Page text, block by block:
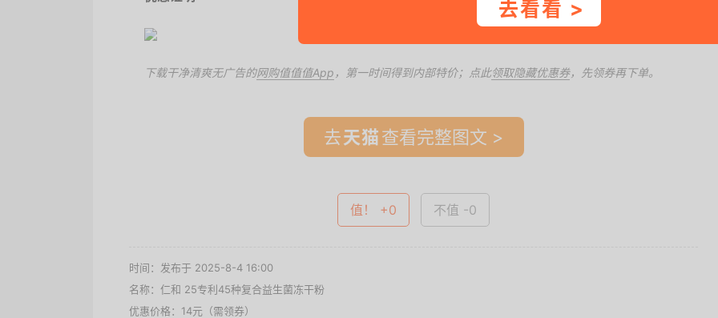
去看看 >
下载干净清爽无广告的网购值值值App ，第一时间得到内部特价；点此领取隐藏优惠券，先领券再下单。
去 查看完整图文 >
值！ +0 不值 -0
时间：发布于 2025-8-4 16:00
名称： 仁和 25专利45种复合益生菌冻干粉
优惠价格： 14元（需领券）